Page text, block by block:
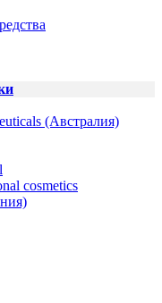
(Австралия)
cosmetics